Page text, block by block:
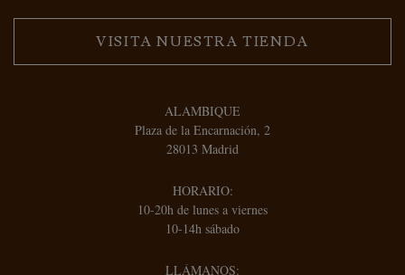
VISITA NUESTRA TIENDA
ALAMBIQUE
Plaza de la Encarnación, 2
28013 Madrid
HORARIO:
10-20h de lunes a viernes
10-14h sábado
LLÁMANOS: